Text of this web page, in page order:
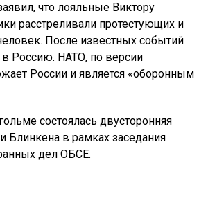
что лояльные Виктору
расстреливали протестующих и
После известных событий
Россию. НАТО, по версии
России и является «оборонным
состоялась двусторонняя
Блинкена в рамках заседания
дел ОБСЕ.